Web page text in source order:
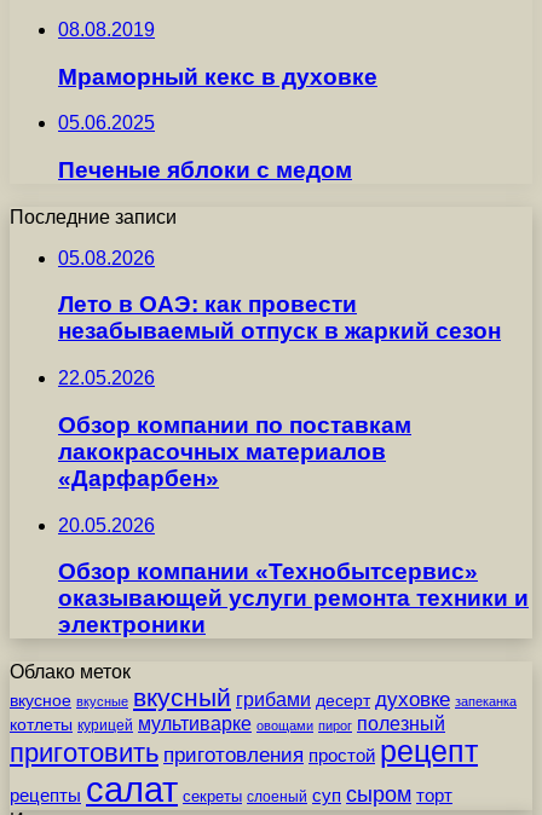
08.08.2019
Мраморный кекс в духовке
05.06.2025
Печеные яблоки с медом
Последние записи
05.08.2026
Лето в ОАЭ: как провести
незабываемый отпуск в жаркий сезон
22.05.2026
Обзор компании по поставкам
лакокрасочных материалов
«Дарфарбен»
20.05.2026
Обзор компании «Технобытсервис»
оказывающей услуги ремонта техники и
электроники
Облако меток
вкусное вкусные вкусный грибами десерт духовке запеканка
котлеты курицей мультиварке овощами пирог полезный
приготовить приготовления простой рецепт
рецепты салат секреты слоеный суп сыром торт